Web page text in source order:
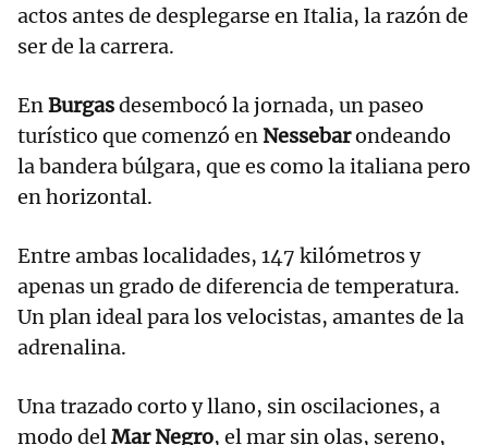
actos antes de desplegarse en Italia, la razón de
ser de la carrera.
EnBurgasdesembocó la jornada, un paseo
turístico que comenzó en Nessebarondeando
la bandera búlgara, que es como la italiana pero
en horizontal.
Entre ambas localidades, 147 kilómetros y
apenas un grado de diferencia de temperatura.
Un plan ideal para los velocistas, amantes de la
adrenalina.
Una trazado corto y llano, sin oscilaciones, a
modo delMar Negro, el mar sin olas, sereno,